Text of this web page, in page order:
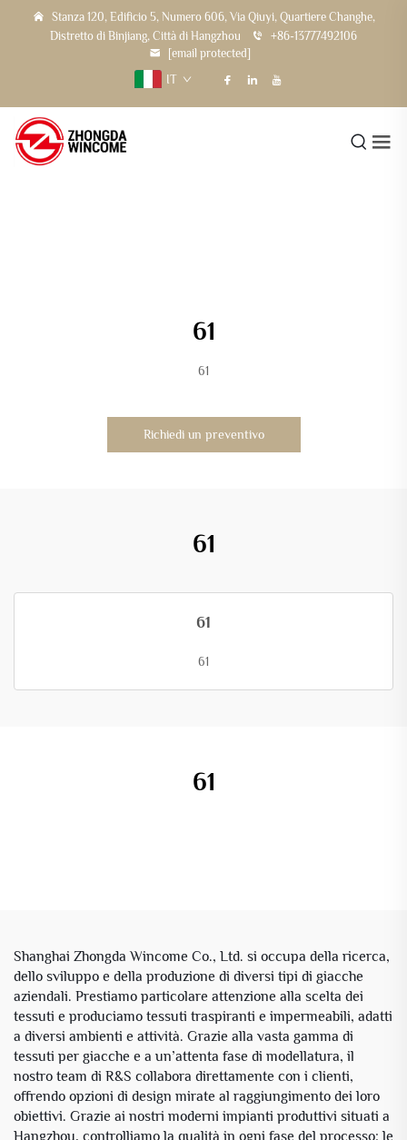
Stanza 120, Edificio 5, Numero 606, Via Qiuyi, Quartiere Changhe,
Distretto di Binjiang, Città di Hangzhou
+86-13777492106
[email protected]
IT
61
61
Richiedi un preventivo
61
61
61
61
Shanghai Zhongda Wincome Co., Ltd. si occupa della ricerca,
dello sviluppo e della produzione di diversi tipi di giacche
aziendali. Prestiamo particolare attenzione alla scelta dei
tessuti e produciamo tessuti traspiranti e impermeabili, adatti
a diversi ambienti e attività. Grazie alla vasta gamma di
tessuti per giacche e a un’attenta fase di modellatura, il
nostro team di R&S collabora direttamente con i clienti,
offrendo opzioni di design mirate al raggiungimento dei loro
obiettivi. Grazie ai nostri moderni impianti produttivi situati a
Hangzhou, controlliamo la qualità in ogni fase del processo: le